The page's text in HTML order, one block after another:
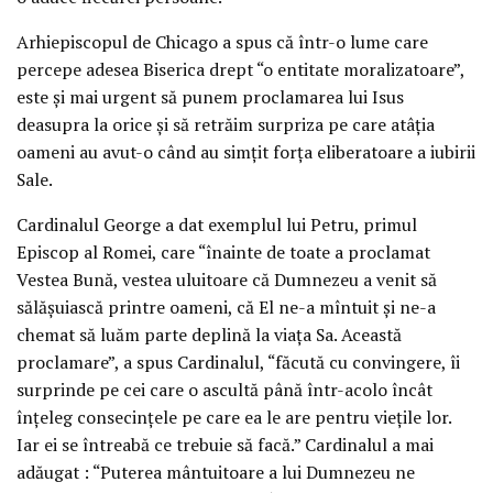
Arhiepiscopul de Chicago a spus că într-o lume care
percepe adesea Biserica drept “o entitate moralizatoare”,
este şi mai urgent să punem proclamarea lui Isus
deasupra la orice şi să retrăim surpriza pe care atâţia
oameni au avut-o când au simţit forţa eliberatoare a iubirii
Sale.
Cardinalul George a dat exemplul lui Petru, primul
Episcop al Romei, care “înainte de toate a proclamat
Vestea Bună, vestea uluitoare că Dumnezeu a venit să
sălăşuiască printre oameni, că El ne-a mîntuit şi ne-a
chemat să luăm parte deplină la viaţa Sa. Această
proclamare”, a spus Cardinalul, “făcută cu convingere, îi
surprinde pe cei care o ascultă până într-acolo încât
înţeleg consecinţele pe care ea le are pentru vieţile lor.
Iar ei se întreabă ce trebuie să facă.” Cardinalul a mai
adăugat : “Puterea mântuitoare a lui Dumnezeu ne